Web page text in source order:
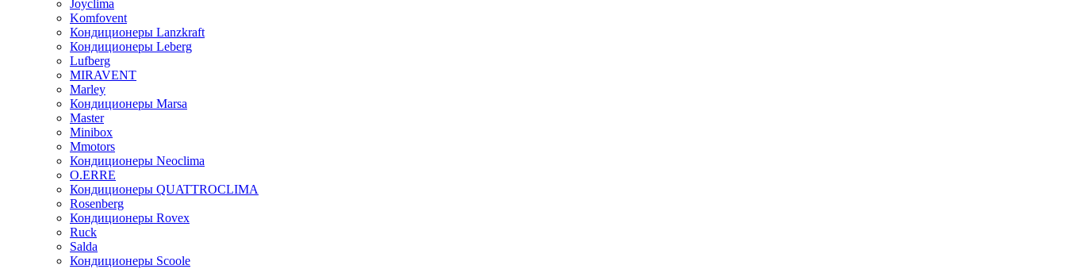
Joyclima
Komfovent
Кондиционеры Lanzkraft
Кондиционеры Leberg
Lufberg
MIRAVENT
Marley
Кондиционеры Marsa
Master
Minibox
Mmotors
Кондиционеры Neoclima
O.ERRE
Кондиционеры QUATTROCLIMA
Rosenberg
Кондиционеры Rovex
Ruck
Salda
Кондиционеры Scoole